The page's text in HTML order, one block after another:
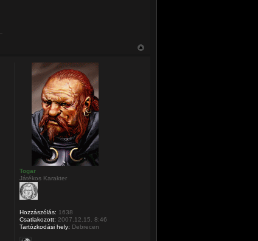
Togar
Játékos Karakter
Hozzászólás: 1638
Csatlakozott: 2007.12.15. 8:46
Tartózkodási hely: Debrecen